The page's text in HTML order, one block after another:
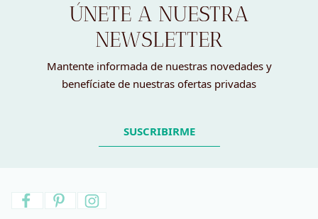
ÚNETE A NUESTRA
NEWSLETTER
Mantente informada de nuestras novedades y
benefíciate de nuestras ofertas privadas
SUSCRIBIRME